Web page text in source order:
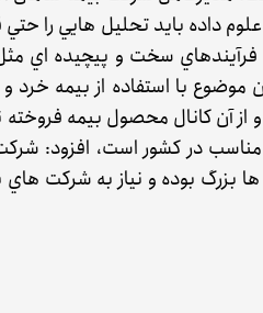
علوم داده بايد تحليل هايي را
فرآيندهاي سخت و پيچيده اي
با استفاده از بيمه
از آن كانال محصول بيمه
در كشور است، افزود:
ها بزرگ بوده و نياز به شركت